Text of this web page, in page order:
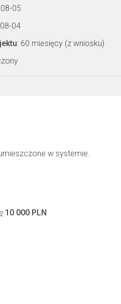
05
04
: 60 miesięcy (z wniosku)
w systemie.
10 000 PLN